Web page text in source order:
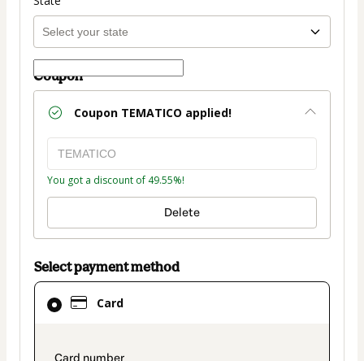
Coupon
Coupon TEMATICO applied!
You got a discount of 49.55%!
Delete
Select payment method
Card
Card
selected